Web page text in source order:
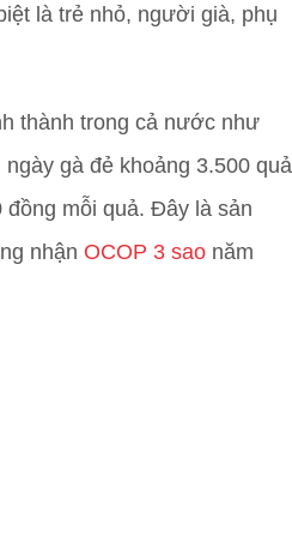
là trẻ nhỏ, người già, phụ
thành trong cả nước như
gà đẻ khoảng 3.500 quả
mỗi quả. Đây là sản
nhận OCOP 3 sao năm